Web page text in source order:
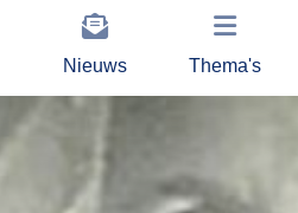
Nieuws Thema's